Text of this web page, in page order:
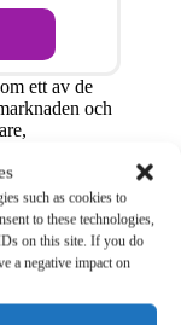
such as cookies to
to these technologies,
on this site. If you do
a negative impact on
ett av de
och
för sin
Adobe-
vilket gör
behöver ett